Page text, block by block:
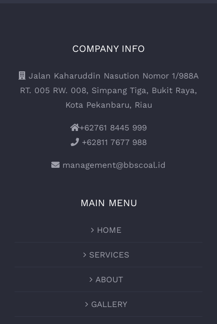
COMPANY INFO
Jalan Kaharuddin Nasution Nomor 1/988A
RT. 005 RW. 008, Simpang Tiga, Bukit Raya,
Kota Pekanbaru, Riau
+62761 8445 999
+62811 7677 988
management@bbscoal.id
MAIN MENU
HOME
SERVICES
ABOUT
GALLERY